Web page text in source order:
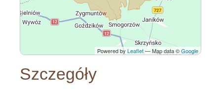
Powered by Leaflet— Map data ©Google
Szczegóły